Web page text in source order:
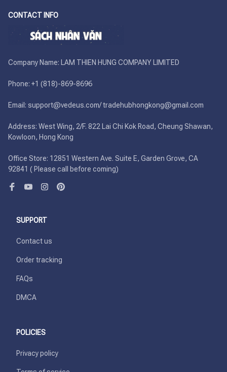
CONTACT INFO
Company Name: LAM THIEN HUNG COMPANY LIMITED
Phone: +1 (818)-869-8696
Email: support@vedeus.com/ tradehubhongkong@gmail.com
Address: West Wing, 2/F. 822 Lai Chi Kok Road, Cheung Shawan,
Kowloon, Hong Kong
Office Store: 12851 Western Ave. Suite E, Garden Grove, CA
92841 ( Please call before coming)
SUPPORT
Contact us
Order tracking
FAQs
DMCA
POLICIES
Privacy policy